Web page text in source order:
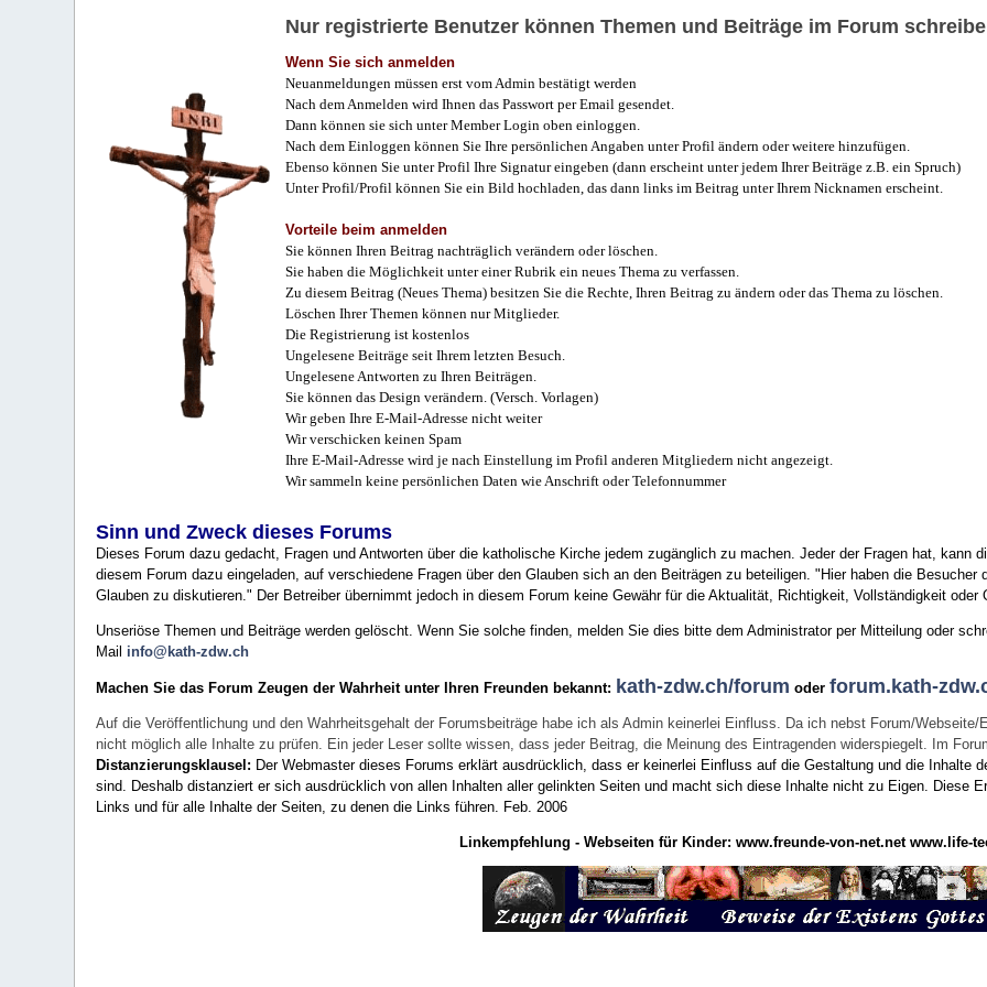
Nur registrierte Benutzer können Themen und Beiträge im Forum
Wenn Sie sich anmelden
Neuanmeldungen müssen erst vom Admin bestätigt werden
Nach dem Anmelden wird Ihnen das Passwort per Email gesendet.
Dann können sie sich unter Member Login oben einloggen.
Nach dem Einloggen können Sie Ihre persönlichen Angaben unter Profil ändern oder weitere hinzufügen.
Ebenso können Sie unter Profil Ihre Signatur eingeben (dann erscheint unter jedem Ihrer Beiträge z.B. ein Spruch)
Unter Profil/Profil können Sie ein Bild hochladen, das dann links im Beitrag unter Ihrem Nicknamen erscheint.
Vorteile beim anmelden
Sie können Ihren Beitrag nachträglich verändern oder löschen.
Sie haben die Möglichkeit unter einer Rubrik ein neues Thema zu verfassen.
Zu diesem Beitrag (Neues Thema) besitzen Sie die Rechte, Ihren Beitrag zu ändern oder das Thema zu löschen.
Löschen Ihrer Themen können nur Mitglieder.
Die Registrierung ist kostenlos
Ungelesene Beiträge seit Ihrem letzten Besuch.
Ungelesene Antworten zu Ihren Beiträgen.
Sie können das Design verändern. (Versch. Vorlagen)
Wir geben Ihre E-Mail-Adresse nicht weiter
Wir verschicken keinen Spam
Ihre E-Mail-Adresse wird je nach Einstellung im Profil anderen Mitgliedern nicht angezeigt.
Wir sammeln keine persönlichen Daten wie Anschrift oder Telefonnummer
Sinn und Zweck dieses Forums
Dieses Forum dazu gedacht, Fragen und Antworten über die katholische Kirche jedem zugänglich zu machen. Jeder der Fragen hat, kann
diesem Forum dazu eingeladen, auf verschiedene Fragen über den Glauben sich an den Beiträgen zu beteiligen. "Hier haben die
Glauben zu diskutieren." Der Betreiber übernimmt jedoch in diesem Forum keine Gewähr für die Aktualität, Richtigkeit, Vollständigkeit
Unseriöse Themen und Beiträge werden gelöscht. Wenn Sie solche finden, melden Sie dies bitte dem Administrator per Mitteilung oder
Mail info@kath-zdw.ch
Machen Sie das Forum Zeugen der Wahrheit unter Ihren Freunden bekannt: kath-zdw.ch/forum oderforum.kath-
Auf die Veröffentlichung und den Wahrheitsgehalt der Forumsbeiträge habe ich als Admin keinerlei Einfluss. Da ich nebst Forum/
nicht möglich alle Inhalte zu prüfen. Ein jeder Leser sollte wissen, dass jeder Beitrag, die Meinung des Eintragenden widerspiegelt. Im
Distanzierungsklausel: Der Webmaster dieses Forums erklärt ausdrücklich, dass er keinerlei Einfluss auf die Gestaltung und die Inhalte
sind. Deshalb distanziert er sich ausdrücklich von allen Inhalten aller gelinkten Seiten und macht sich diese Inhalte nicht zu Eigen.
Diese
Links und für alle Inhalte der Seiten, zu denen die Links führen.
Feb. 2006
Linkempfehlung - Webseiten für Kinder: www.freunde-von-net.net www.life-